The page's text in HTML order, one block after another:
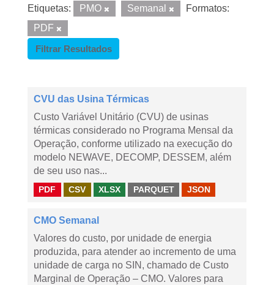
Etiquetas: PMO Semanal
Formatos:
PDF
Filtrar Resultados
CVU das Usina Térmicas
Custo Variável Unitário (CVU) de usinas
térmicas considerado no Programa Mensal da
Operação, conforme utilizado na execução do
modelo NEWAVE, DECOMP, DESSEM, além
de seu uso nas...
PDF CSV XLSX PARQUET JSON
CMO Semanal
Valores do custo, por unidade de energia
produzida, para atender ao incremento de uma
unidade de carga no SIN, chamado de Custo
Marginal de Operação – CMO. Valores para